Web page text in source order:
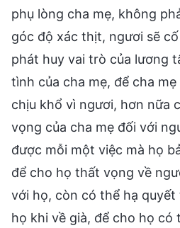
phụ lòng cha mẹ, không
góc độ xác thịt, ngươi sẽ
phát huy vai trò của lương
tình của cha mẹ, để cha
chịu khổ vì ngươi, hơn nữa
vọng của cha mẹ đối với
được mỗi một việc mà họ
để cho họ thất vọng về
với họ, còn có thể hạ
họ khi về già, để cho họ có